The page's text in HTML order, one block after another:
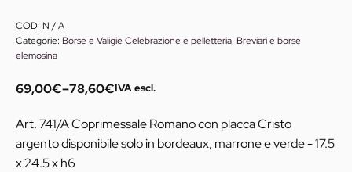
COD: N / A
Categorie: Borse e Valigie Celebrazione e pelletteria, Breviari e borse
elemosina
69,00€–78,60€
Fascia
di
prezzo:
da
IVA escl.
Art. 741/A Coprimessale Romano con placca Cristo
argento disponibile solo in bordeaux, marrone e verde - 17.5
x 24.5 x h6